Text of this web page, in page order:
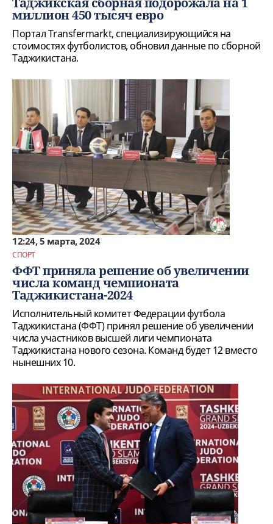
миллион 450 тысяч евро
Портал Transfermarkt, специализирующийся на
стоимостях футболистов, обновил данные по сборной
Таджикистана.
12:24, 5 марта, 2024
СПОРТ
ФФТ приняла решение об увеличении
числа команд чемпионата
Таджикистана-2024
Исполнительный комитет Федерации футбола
Таджикистана (ФФТ) принял решение об увеличении
числа участников высшей лиги чемпионата
Таджикистана нового сезона. Команд будет 12 вместо
нынешних 10.